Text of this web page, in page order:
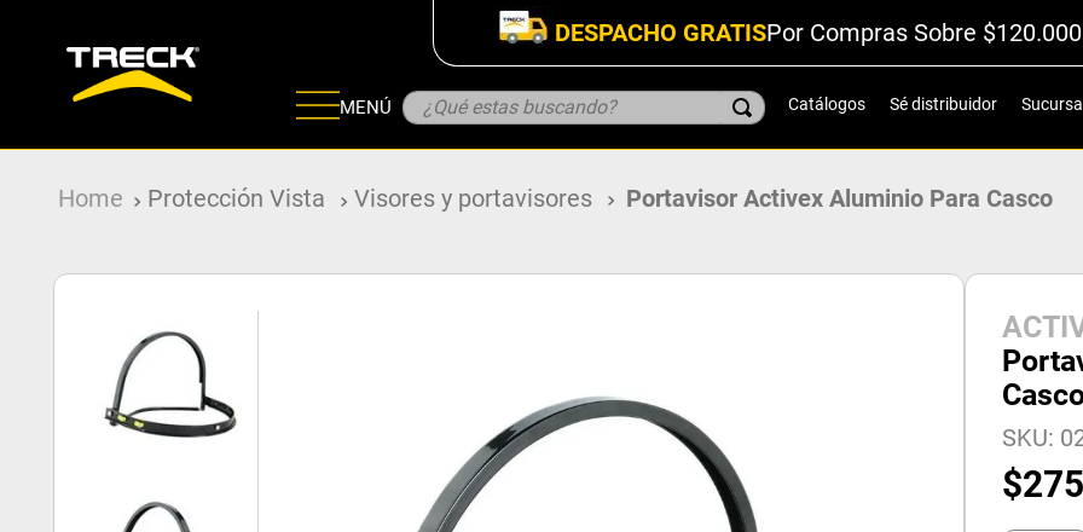
DESPACHO GRATISPor Compras Sobre
MENÚ ¿Qué estas buscando? Catálogos Sé distribuidor
Protección Vista Visores y portavisores Portavisor Activex Aluminio Para Casco
SKU:
$